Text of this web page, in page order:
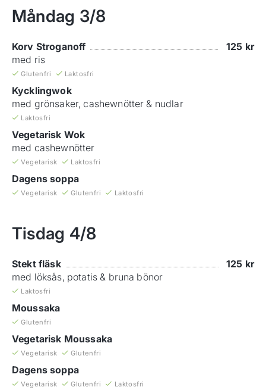
Måndag 3/8
Korv Stroganoff 125 kr
med ris
Glutenfri Laktosfri
Kycklingwok
med grönsaker, cashewnötter & nudlar
Laktosfri
Vegetarisk Wok
med cashewnötter
Vegetarisk Laktosfri
Dagens soppa
Vegetarisk Glutenfri Laktosfri
Tisdag 4/8
Stekt fläsk 125 kr
med löksås, potatis & bruna bönor
Laktosfri
Moussaka
Glutenfri
Vegetarisk Moussaka
Vegetarisk Glutenfri
Dagens soppa
Vegetarisk Glutenfri Laktosfri